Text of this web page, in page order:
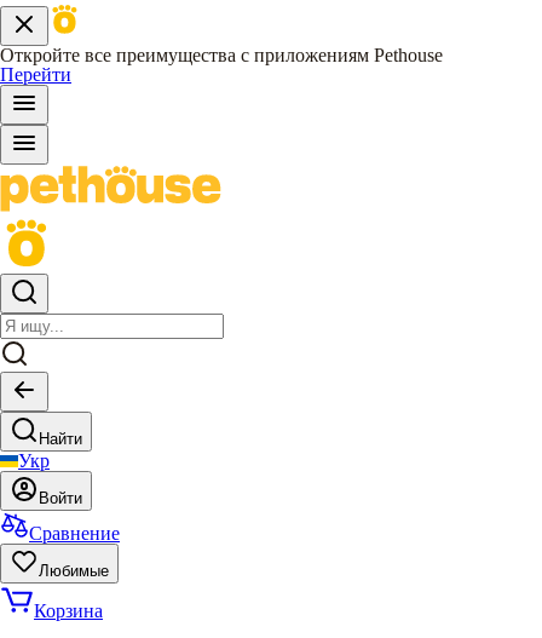
Откройте все преимущества с приложениям Pethouse
Перейти
Найти
Укр
Войти
Сравнение
Любимые
Корзина